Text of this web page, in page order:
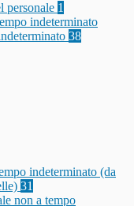
personale 1
indeterminato
38
indeterminato (da
31
non a tempo